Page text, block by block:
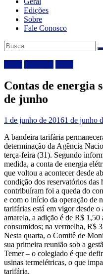
Edições
Sobre
Fale Conosco
Contas de energia
de junho
1 de junho de 20161 de junho
A bandeira tarifária
determinação da Agência
terça-feira (31). Segundo
medida, a conta de energia
que voltou a acontecer desde
condição dos reservatórios
contribuíram foi a queda do
e com o início da operação de
tarifárias está em vigor desde
amarela, a adição é de R$
consumidos; na vermelha, R$
Nesta quarta, o Comitê de
sua primeira reunião sob a
Temer – o colegiado é que
usinas termelétricas, o que
tarifária.